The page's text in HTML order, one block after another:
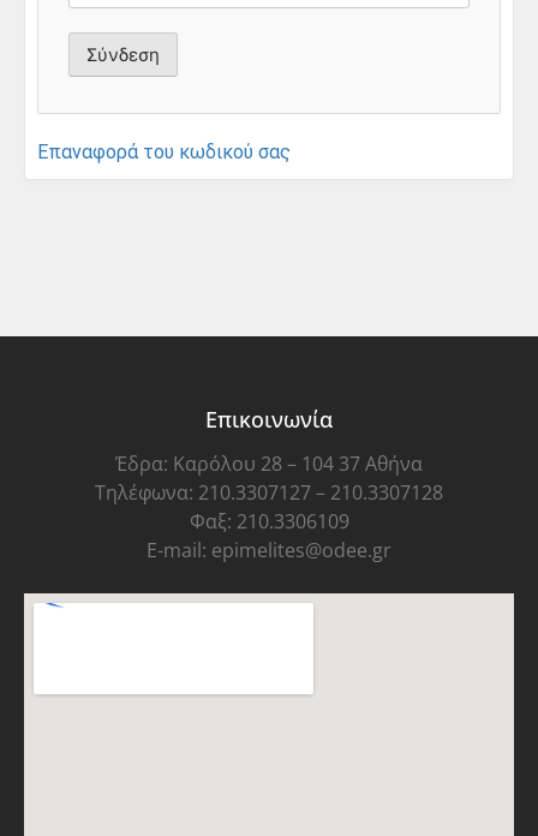
Επαναφορά του κωδικού σας
Επικοινωνία
Έδρα: Καρόλου 28 – 104 37 Αθήνα
Τηλέφωνα: 210.3307127 – 210.3307128
Φαξ: 210.3306109
E-mail: epimelites@odee.gr